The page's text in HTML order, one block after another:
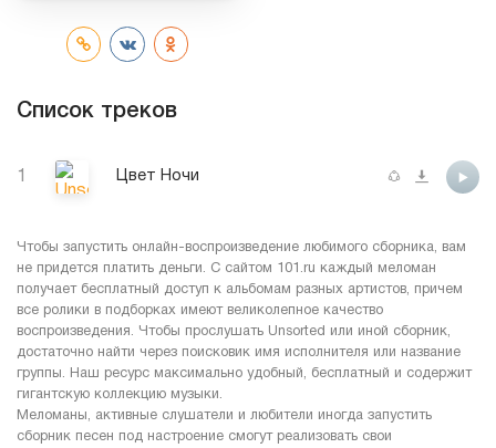
Список треков
1 Цвет Ночи
Чтобы запустить онлайн-воспроизведение любимого сборника, вам
не придется платить деньги. С сайтом 101.ru каждый меломан
получает бесплатный доступ к альбомам разных артистов, причем
все ролики в подборках имеют великолепное качество
воспроизведения. Чтобы прослушать Unsorted или иной сборник,
достаточно найти через поисковик имя исполнителя или название
группы. Наш ресурс максимально удобный, бесплатный и содержит
гигантскую коллекцию музыки.
Меломаны, активные слушатели и любители иногда запустить
сборник песен под настроение смогут реализовать свои